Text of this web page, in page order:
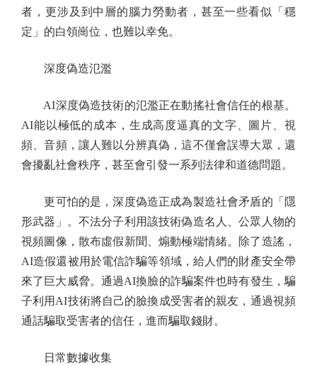
者，更涉及到中層的腦力勞動者，甚至一些看似「穩
定」的白領崗位，也難以幸免。
深度偽造氾濫
AI深度偽造技術的氾濫正在動搖社會信任的根基。
AI能以極低的成本，生成高度逼真的文字、圖片、視
頻、音頻，讓人難以分辨真偽，這不僅會誤導大眾，還
會擾亂社會秩序，甚至會引發一系列法律和道德問題。
更可怕的是，深度偽造正成為製造社會矛盾的「隱
形武器」。不法分子利用該技術偽造名人、公眾人物的
視頻圖像，散布虛假新聞、煽動極端情緒。除了造謠，
AI造假還被用於電信詐騙等領域，給人們的財產安全帶
來了巨大威脅。通過AI換臉的詐騙案件也時有發生，騙
子利用AI技術將自己的臉換成受害者的親友，通過視頻
通話騙取受害者的信任，進而騙取錢財。
日常數據收集